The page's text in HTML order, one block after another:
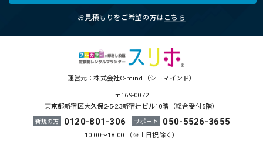
お見積もりをご希望の方はこちら
運営元：株式会社C-mind（シーマインド）
〒169-0072
東京都新宿区大久保2-5-23新宿辻ビル10階（総合受付5階）
新規の方 0120-801-306 サポート 050-5526-3655
10:00～18:00 （※土日祝除く）